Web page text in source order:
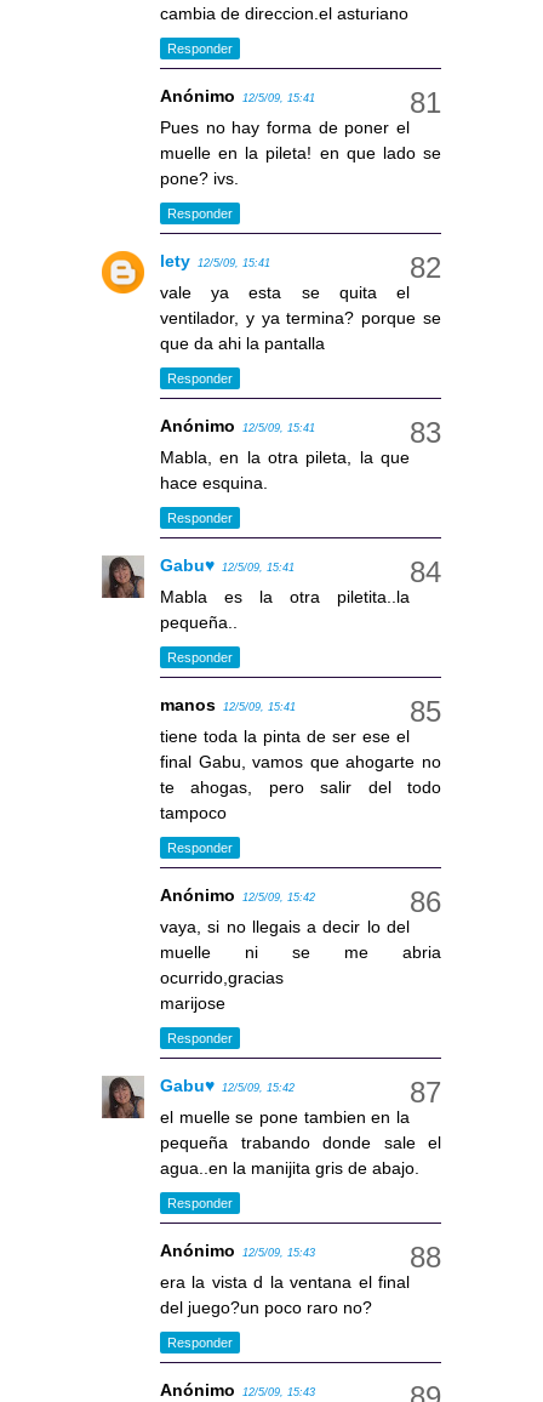
cambia de direccion.el asturiano
Responder
Anónimo 12/5/09, 15:41
Pues no hay forma de poner el
muelle en la pileta! en que lado se
pone? ivs.
Responder
lety 12/5/09, 15:41
vale ya esta se quita el
ventilador, y ya termina? porque se
que da ahi la pantalla
Responder
Anónimo 12/5/09, 15:41
Mabla, en la otra pileta, la que
hace esquina.
Responder
Gabu♥ 12/5/09, 15:41
Mabla es la otra piletita..la
pequeña..
Responder
manos 12/5/09, 15:41
tiene toda la pinta de ser ese el
final Gabu, vamos que ahogarte no
te ahogas, pero salir del todo
tampoco
Responder
Anónimo 12/5/09, 15:42
vaya, si no llegais a decir lo del
muelle ni se me abria
ocurrido,gracias
marijose
Responder
Gabu♥ 12/5/09, 15:42
el muelle se pone tambien en la
pequeña trabando donde sale el
agua..en la manijita gris de abajo.
Responder
Anónimo 12/5/09, 15:43
era la vista d la ventana el final
del juego?un poco raro no?
Responder
Anónimo 12/5/09, 15:43